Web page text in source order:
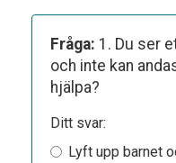
Fråga: 1. Du ser
och inte kan
hjälpa?
Ditt svar:
Lyft upp barnet